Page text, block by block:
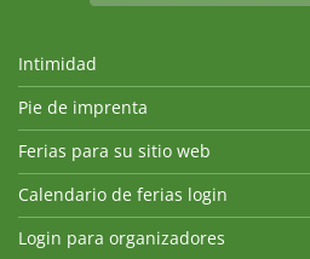
Intimidad
Pie de imprenta
Ferias para su sitio web
Calendario de ferias login
Login para organizadores